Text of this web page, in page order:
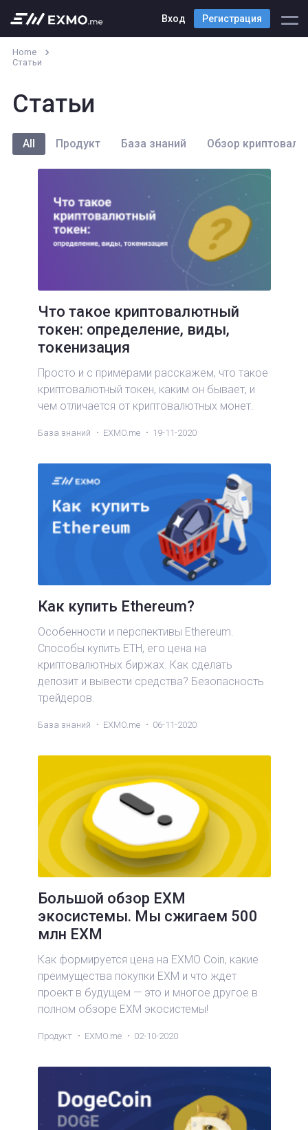
Вход Регистрация
Home
Статьи
Статьи
All Продукт База знаний Обзор
Что такое криптовалютный
токен: определение, виды,
токенизация
Просто и с примерами расскажем, что такое
криптовалютный токен, каким он бывает, и
чем отличается от криптовалютных монет.
База знаний EXMO.me 19-11-2020
Как купить Ethereum?
Особенности и перспективы Ethereum.
Способы купить ETH, его цена на
криптовалютных биржах. Как сделать
депозит и вывести средства? Безопасность
трейдеров.
База знаний EXMO.me 06-11-2020
Большой обзор EXM
экосистемы. Мы сжигаем 500
млн EXM
Как формируется цена на EXMO Coin, какие
преимущества покупки EXM и что ждет
проект в будущем — это и многое другое в
полном обзоре EXM экосистемы!
Продукт EXMO.me 02-10-2020